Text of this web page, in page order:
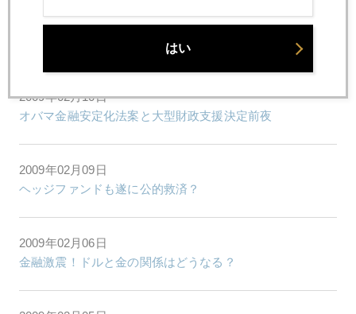
2009年02月12日
ガイトナー ラリー パート２
2009年02月10日
オバマ金融安定化法案と大型財政支援決定前夜
2009年02月09日
ヘッジファンドも遂に公的救済？
2009年02月06日
金融激震！ドルと金の関係はどうなる？
はい